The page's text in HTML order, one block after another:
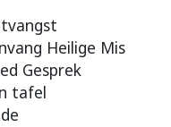
Heilige Mis
Gesprek
tafel